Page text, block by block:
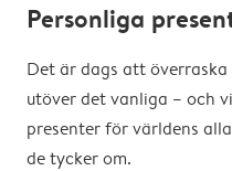
Personliga
Det är dags att
utöver det vanliga – och
presenter för världens
de tycker om.